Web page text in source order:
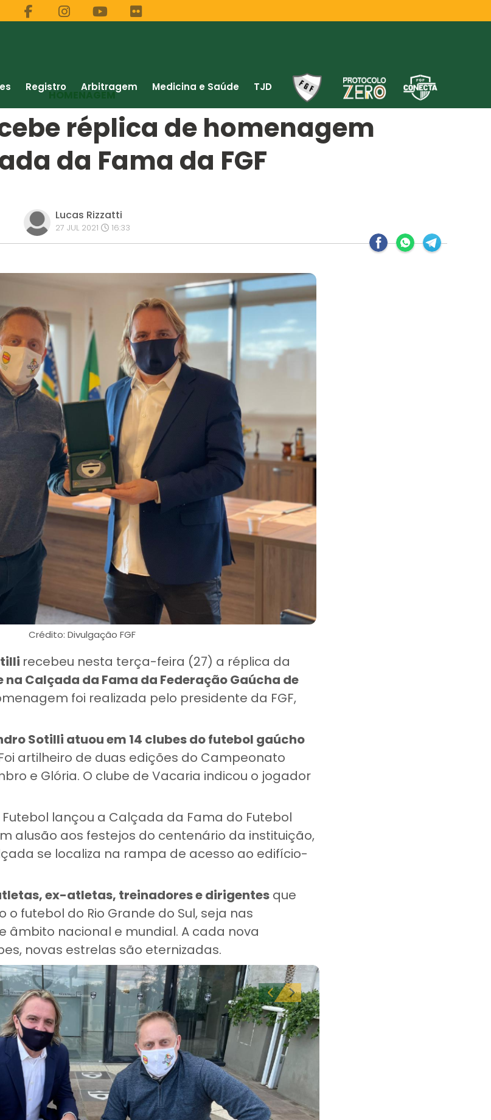
Registro Arbitragem Medicina e Saúde TJD
réplica de homenagem
da Fama da FGF
Lucas Rizzatti
27 JUL 2021 16:33
Crédito: Divulgação FGF
recebeu nesta terça-feira (27) a réplica da
na Calçada da Fama da Federação Gaúcha de
foi realizada pelo presidente da FGF,
Sotilli atuou em 14 clubes do futebol gaúcho
artilheiro de duas edições do Campeonato
e Glória. O clube de Vacaria indicou o jogador
lançou a Calçada da Fama do Futebol
alusão aos festejos do centenário da instituição,
se localiza na rampa de acesso ao edifício-
ex-atletas, treinadores e dirigentes que
o futebol do Rio Grande do Sul, seja nas
âmbito nacional e mundial. A cada nova
novas estrelas são eternizadas.